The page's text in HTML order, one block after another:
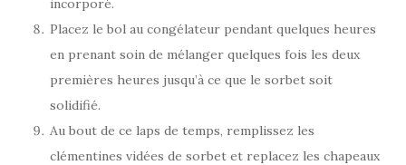
incorporé.
Placez le bol au congélateur pendant quelques heures
en prenant soin de mélanger quelques fois les deux
premières heures jusqu’à ce que le sorbet soit
solidifié.
Au bout de ce laps de temps, remplissez les
clémentines vidées de sorbet et replacez les chapeaux